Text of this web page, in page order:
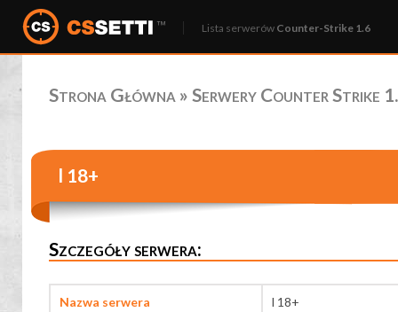
Lista serwerów Counter-Strike 1.6
Strona Główna » Serwery Counter Strike
l 18+
Szczegóły serwera:
Nazwa serwera l 18+